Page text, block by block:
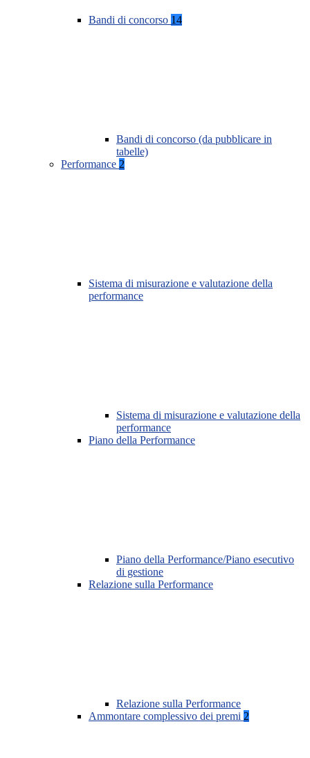
Bandi di concorso 14
Bandi di concorso (da pubblicare in
tabelle)
Performance 2
Sistema di misurazione e valutazione della
performance
Sistema di misurazione e valutazione della
performance
Piano della Performance
Piano della Performance/Piano esecutivo
di gestione
Relazione sulla Performance
Relazione sulla Performance
Ammontare complessivo dei premi 2